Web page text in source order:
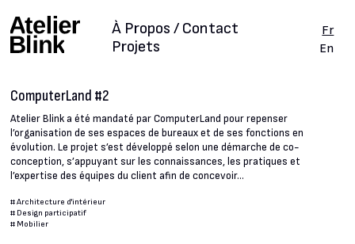
Projets
À Propos / Contact
Fr
En
ComputerLand #2
Atelier Blink a été mandaté par ComputerLand pour repenser
l’organisation de ses espaces de bureaux et de ses fonctions en
évolution. Le projet s’est développé selon une démarche de co-
conception, s’appuyant sur les connaissances, les pratiques et
l’expertise des équipes du client afin de concevoir...
#Architecture d'intérieur
# Design participatif
# Mobilier